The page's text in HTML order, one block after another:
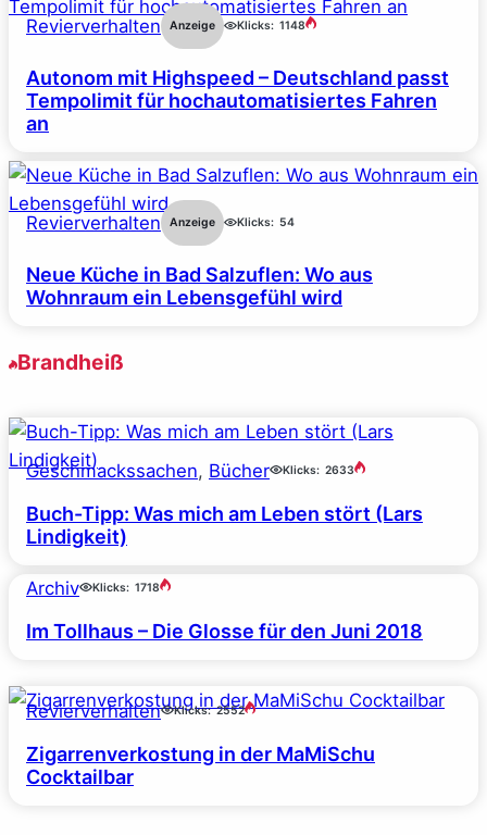
Revierverhalten Anzeige Klicks: 1148
Autonom mit Highspeed – Deutschland passt
Tempolimit für hochautomatisiertes Fahren
an
Revierverhalten Anzeige Klicks: 54
Neue Küche in Bad Salzuflen: Wo aus
Wohnraum ein Lebensgefühl wird
Brandheiß
Geschmackssachen, Bücher Klicks: 2633
Buch-Tipp: Was mich am Leben stört (Lars
Lindigkeit)
Archiv Klicks: 1718
Im Tollhaus – Die Glosse für den Juni 2018
Revierverhalten Klicks: 2552
Zigarrenverkostung in der MaMiSchu
Cocktailbar